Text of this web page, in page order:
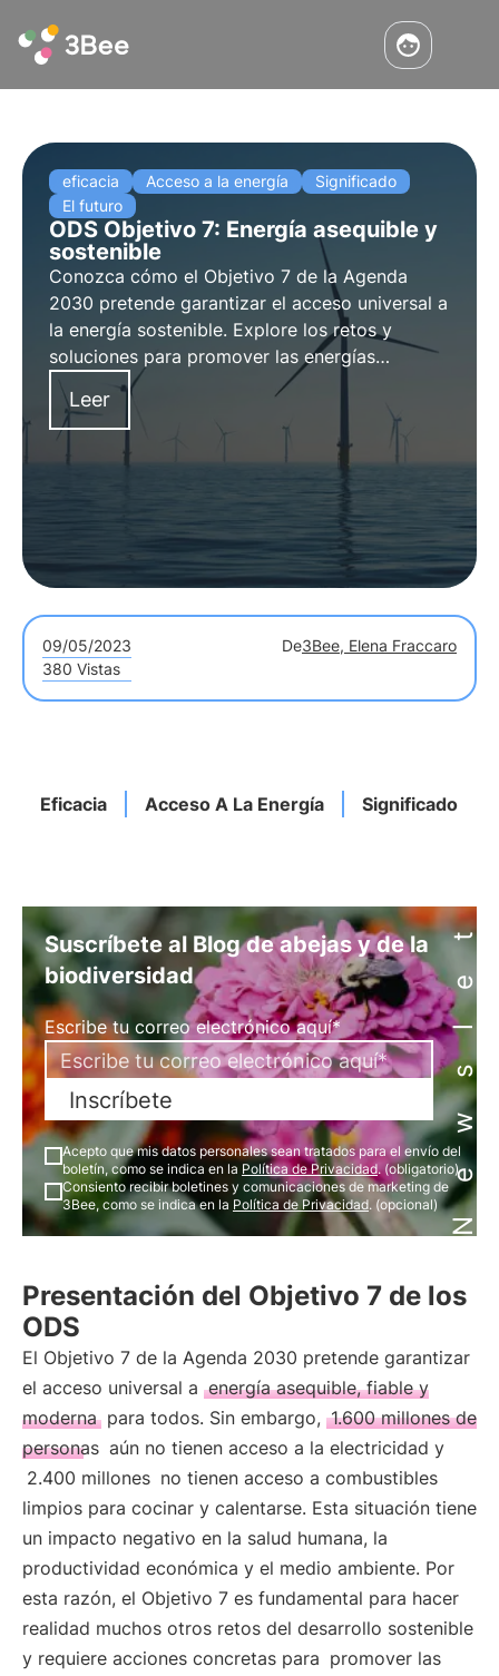
eficacia Acceso a la energía
Significado
El futuro
ODS Objetivo 7: Energía asequible y
sostenible
Conozca cómo el Objetivo 7 de la Agenda
2030 pretende garantizar el acceso universal a
la energía sostenible. Explore los retos y
soluciones para promover las energías
renovables y la eficiencia energética, el papel
de las empresas y los proyectos innovadores
en este ámbito.
Leer
09/05/2023 De3Bee, Elena Fraccaro
380 Vistas
Eficacia Acceso A La Energía SignificadoNewsletter
Suscríbete al Blog de abejas y de la
biodiversidad
Escribe tu correo electrónico aquí*
Inscríbete
Acepto que mis datos personales sean tratados para el envío del
boletín, como se indica en la Política de Privacidad. (obligatorio)
Consiento recibir boletines y comunicaciones de marketing de
3Bee, como se indica en la Política de Privacidad. (opcional)
Presentación del Objetivo 7 de los
ODS
El Objetivo 7 de la Agenda 2030 pretende garantizar
el acceso universal a energía asequible, fiable y
moderna para todos. Sin embargo, 1.600 millones de
personas aún no tienen acceso a la electricidad y
2.400 millones no tienen acceso a combustibles
limpios para cocinar y calentarse. Esta situación tiene
un impacto negativo en la salud humana, la
productividad económica y el medio ambiente. Por
esta razón, el Objetivo 7 es fundamental para hacer
realidad muchos otros retos del desarrollo sostenible
y requiere acciones concretas para promover las